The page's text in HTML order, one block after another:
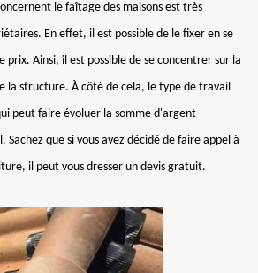
le faîtage des maisons est très
En effet, il est possible de le fixer en se
prix. Ainsi, il est possible de se concentrer sur la
la structure. À côté de cela, le type de travail
peut faire évoluer la somme d'argent
Sachez que si vous avez décidé de faire appel à
il peut vous dresser un devis gratuit.